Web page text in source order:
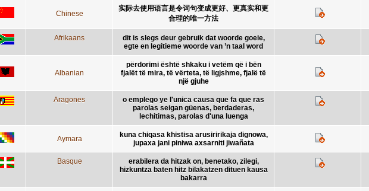
Chinese
实际去使用语言是令词句变成更好、更真实和更
合理的唯一方法
Afrikaans
dit is slegs deur gebruik dat woorde goeie,
egte en legitieme woorde van ’n taal word
Albanian
përdorimi është shkaku i vetëm që i bën
fjalët të mira, të vërteta, të ligjshme, fjalë të
një gjuhe
Aragones
o emplego ye l'unica causa que fa que ras
parolas seigan güenas, berdaderas,
lechitimas, parolas d'una luenga
Aymara
kuna chiqasa khistisa arusiririkaja dignowa,
jupaxa jani piniwa axsarniti jiwañata
Basque
erabilera da hitzak on, benetako, zilegi,
hizkuntza baten hitz bilakatzen dituen kausa
bakarra